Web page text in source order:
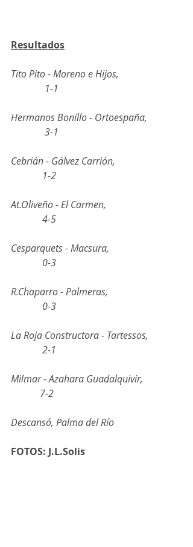
Resultados
Tito Pito - Moreno e Hijos,
              1-1
Hermanos Bonillo - Ortoespaña,
              3-1
Cebrián - Gálvez Carrión,
             1-2
At.Oliveño - El Carmen,
             4-5
Cesparquets - Macsura,
             0-3
R.Chaparro - Palmeras,
             0-3
La Roja Constructora - Tartessos,
             2-1
Milmar - Azahara Guadalquivir,
            7-2
Descansó, Palma del Río
FOTOS: J.L.Solis